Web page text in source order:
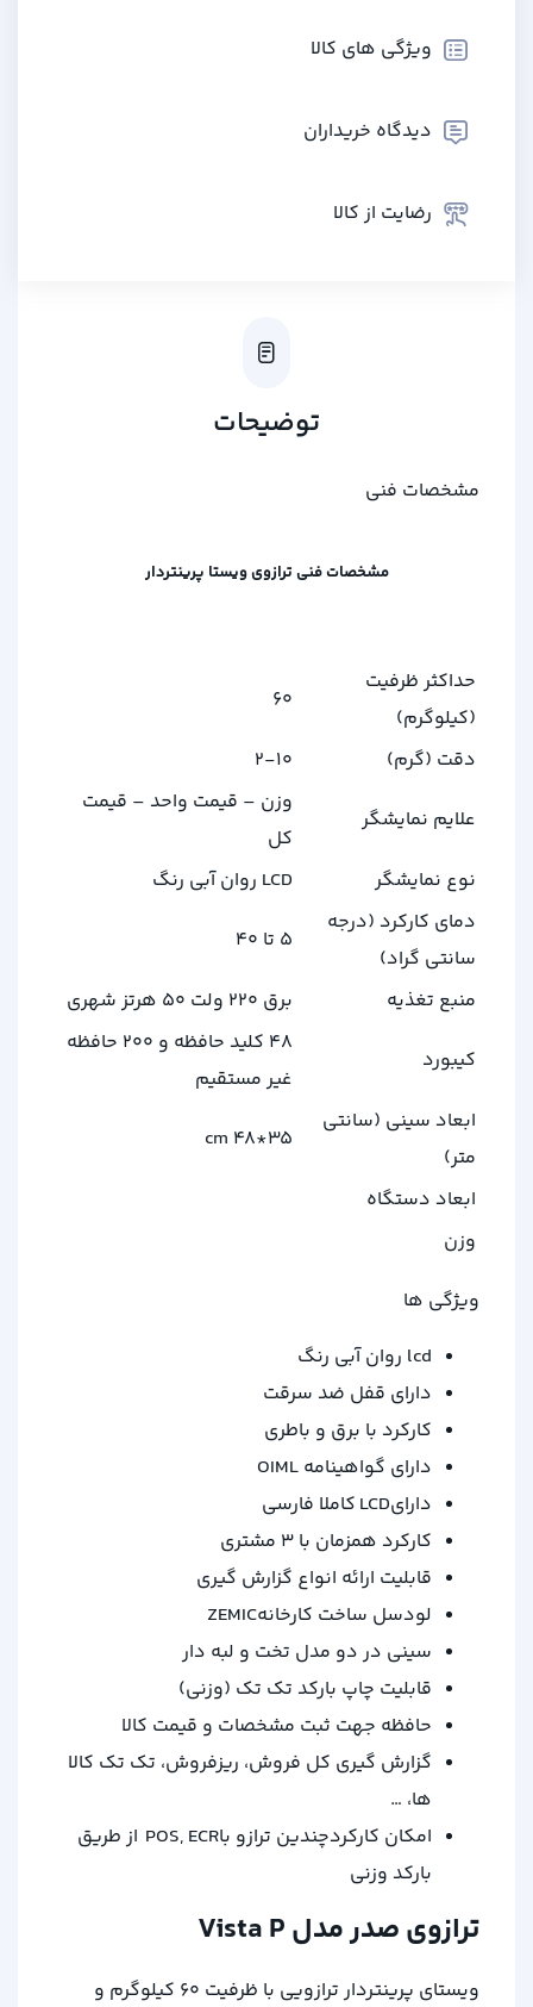
ویژگی های کالا
دیدگاه خریداران
رضایت از کالا
توضیحات
مشخصات فنی
مشخصات فنی ترازوی ویستا پرینتردار
حداکثر ظرفیت
(کیلوگرم)
60
دقت (گرم)
2-10
علایم نمایشگر
وزن – قیمت واحد – قیمت
کل
نوع نمایشگر
LCD روان آبی رنگ
دمای کارکرد (درجه
سانتی گراد)
5 تا 40
منبع تغذیه
برق 220 ولت 50 هرتز شهری
کیبورد
48 کلید حافظه و 200 حافظه
غیر مستقیم
ابعاد سینی (سانتی
متر)
35*48 cm
ابعاد دستگاه
وزن
ویژگی ها
lcd روان آبی رنگ
دارای قفل ضد سرقت
کارکرد با برق و باطری
دارای گواهینامه OIML
دارایLCD کاملا فارسی
کارکرد همزمان با ۳ مشتری
قابلیت ارائه انواع گزارش گیری
لودسل ساخت کارخانهZEMIC
سینی در دو مدل تخت و لبه دار
قابلیت چاپ بارکد تک تک (وزنی)
حافظه جهت ثبت مشخصات و قیمت کالا
گزارش گیری کل فروش، ریزفروش، تک تک کالا
ها، …
امکان کارکردچندین ترازو باPOS, ECR از طریق
بارکد وزنی
ترازوی صدر مدل Vista P
ویستای پرینتردار ترازویی با ظرفیت ۶۰ کیلوگرم و